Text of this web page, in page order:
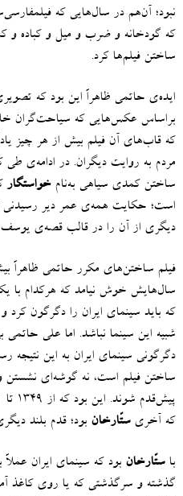
نبود؛ آن‌هم در سال‌هایی که
که گودخانه و ضرب و میل و کباده و
ساختن فیلم‌ها کرد.
ایده‌ی حاتمی ظاهراً این بود که
براساس عکس‌هایی که سیاحت‌گران
که قاب‌های آن فیلم بیش از هر چیز
مردم به روایت دیگران.در ادامه‌ی طی
ساختن کمدی سیاهی به‌نامخواستگار
است؛ حکایت همه‌ی عمر دیر رسیدنی
دیگری از آن را در قالب قصه‌ی
فیلم‌ ساختن‌های مکرر حاتمی ظاهراً
سال‌هایش خوش نیامد که هرکدام با
که باید سینمای ایران را دگرگون
شبیه این سینما نباشد. اما علی حاتمی
دگرگونی سینمای ایران به این نتیجه
ساختن فیلم است، نه گوشه‌ای نشستن
پیش‌قدم شوند.
که آخریستّارخان بود؛ قدم بلند
باستّارخان بود که سینمای ایران عملاً
گذشته‌ و سرگذشتی که یا روی کاغذ